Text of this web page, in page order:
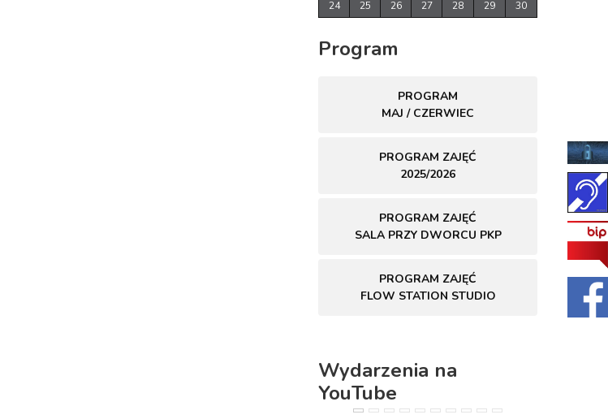
24
25 26 27 28 29 30
Program
PROGRAM
MAJ / CZERWIEC
PROGRAM ZAJĘĆ
2025/2026
PROGRAM ZAJĘĆ
SALA PRZY DWORCU PKP
PROGRAM ZAJĘĆ
FLOW STATION STUDIO
Wydarzenia na
YouTube